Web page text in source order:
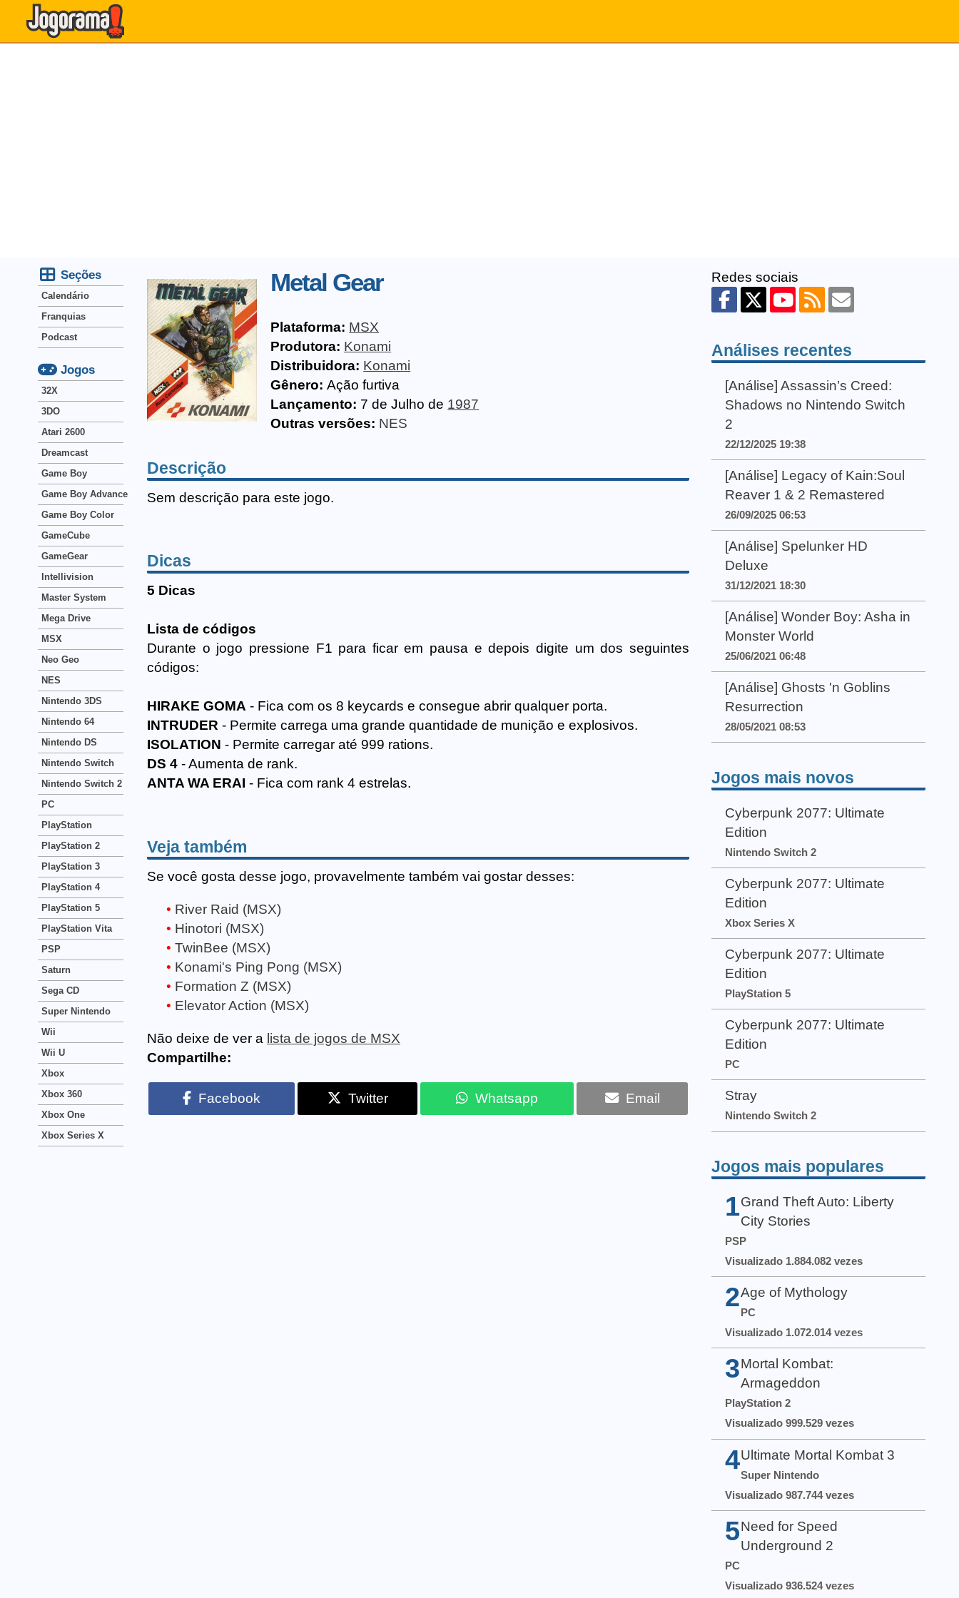
Metal Gear
Plataforma: MSX
Produtora: Konami
Distribuidora: Konami
Gênero: Ação furtiva
Lançamento: 7 de Julho de 1987
Outras versões: NES
Descrição
Sem descrição para este jogo.
Dicas
5 Dicas
Lista de códigos
Durante o jogo pressione F1 para ficar em pausa e depois digite um dos seguintes
códigos:
HIRAKE GOMA - Fica com os 8 keycards e consegue abrir qualquer porta.
INTRUDER - Permite carrega uma grande quantidade de munição e explosivos.
ISOLATION - Permite carregar até 999 rations.
DS 4 - Aumenta de rank.
ANTA WA ERAI - Fica com rank 4 estrelas.
Veja também
Se você gosta desse jogo, provavelmente também vai gostar desses:
River Raid (MSX)
Hinotori (MSX)
TwinBee (MSX)
Konami's Ping Pong (MSX)
Formation Z (MSX)
Elevator Action (MSX)
Não deixe de ver a lista de jogos de MSX
Compartilhe:
Facebook Twitter Whatsapp Email
Seções
Calendário
Franquias
Podcast
Jogos
32X
3DO
Atari 2600
Dreamcast
Game Boy
Game Boy Advance
Game Boy Color
GameCube
GameGear
Intellivision
Master System
Mega Drive
MSX
Neo Geo
NES
Nintendo 3DS
Nintendo 64
Nintendo DS
Nintendo Switch
Nintendo Switch 2
PC
PlayStation
PlayStation 2
PlayStation 3
PlayStation 4
PlayStation 5
PlayStation Vita
PSP
Saturn
Sega CD
Super Nintendo
Wii
Wii U
Xbox
Xbox 360
Xbox One
Xbox Series X
Redes sociais
Análises recentes
[Análise] Assassin’s Creed:
Shadows no Nintendo Switch
2
22/12/2025 19:38
[Análise] Legacy of Kain:Soul
Reaver 1 & 2 Remastered
26/09/2025 06:53
[Análise] Spelunker HD
Deluxe
31/12/2021 18:30
[Análise] Wonder Boy: Asha in
Monster World
25/06/2021 06:48
[Análise] Ghosts 'n Goblins
Resurrection
28/05/2021 08:53
Jogos mais novos
Cyberpunk 2077: Ultimate
Edition
Nintendo Switch 2
Cyberpunk 2077: Ultimate
Edition
Xbox Series X
Cyberpunk 2077: Ultimate
Edition
PlayStation 5
Cyberpunk 2077: Ultimate
Edition
PC
Stray
Nintendo Switch 2
Jogos mais populares
1 Grand Theft Auto: Liberty
City Stories
PSP
Visualizado 1.884.082 vezes
2Age of Mythology
PC
Visualizado 1.072.014 vezes
3 Mortal Kombat:
Armageddon
PlayStation 2
Visualizado 999.529 vezes
4 Ultimate Mortal Kombat 3
Super Nintendo
Visualizado 987.744 vezes
5 Need for Speed
Underground 2
PC
Visualizado 936.524 vezes